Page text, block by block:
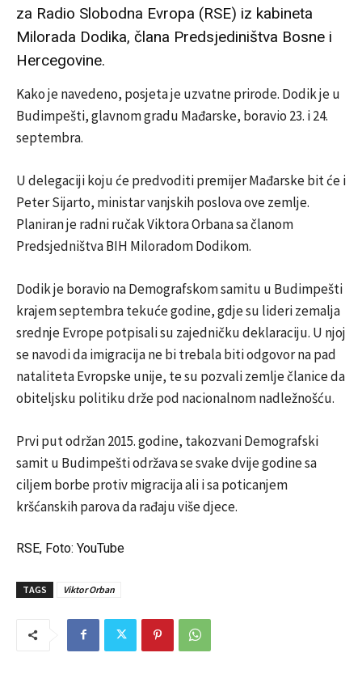
za Radio Slobodna Evropa (RSE) iz kabineta
Milorada Dodika, člana Predsjediništva Bosne i
Hercegovine.
Kako je navedeno, posjeta je uzvatne prirode. Dodik je u
Budimpešti, glavnom gradu Mađarske, boravio 23. i 24.
septembra.
U delegaciji koju će predvoditi premijer Mađarske bit će i
Peter Sijarto, ministar vanjskih poslova ove zemlje.
Planiran je radni ručak Viktora Orbana sa članom
Predsjedništva BIH Miloradom Dodikom.
Dodik je boravio na Demografskom samitu u Budimpešti
krajem septembra tekuće godine, gdje su lideri zemalja
srednje Evrope potpisali su zajedničku deklaraciju. U njoj
se navodi da imigracija ne bi trebala biti odgovor na pad
nataliteta Evropske unije, te su pozvali zemlje članice da
obiteljsku politiku drže pod nacionalnom nadležnošću.
Prvi put održan 2015. godine, takozvani Demografski
samit u Budimpešti održava se svake dvije godine sa
ciljem borbe protiv migracija ali i sa poticanjem
kršćanskih parova da rađaju više djece.
RSE, Foto: YouTube
TAGS Viktor Orban